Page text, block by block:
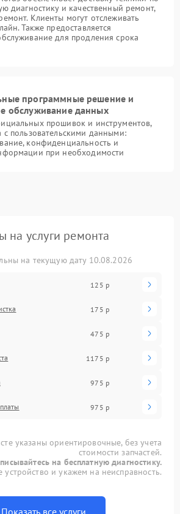
диагностику и качественный ремонт,
Клиенты могут отслеживать
Также предоставляется
для продления срока
программные решение и
обслуживание данных
прошивок и инструментов,
с пользовательскими данными:
конфиденциальность и
при необходимости
на услуги ремонта
на текущую дату 10.08.2026
125 р
175 р
475 р
1175 р
975 р
975 р
указаны ориентировочные, без учета
стоимости запчастей.
на бесплатную диагностику.
и укажем на неисправность.